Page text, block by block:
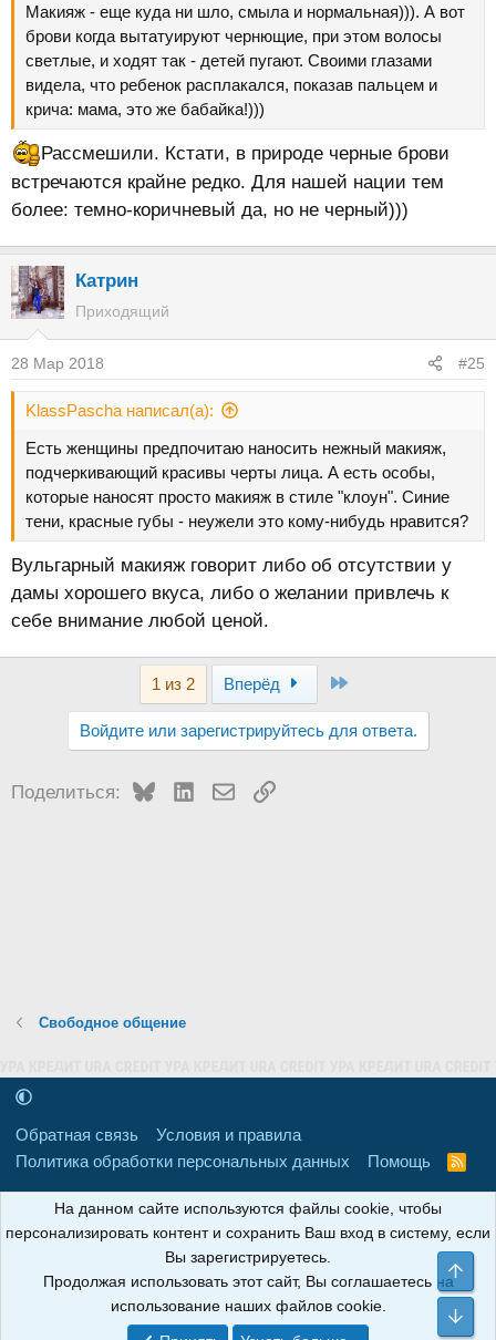
Макияж - еще куда ни шло, смыла и нормальная))). А вот
брови когда вытатуируют чернющие, при этом волосы
светлые, и ходят так - детей пугают. Своими глазами
видела, что ребенок расплакался, показав пальцем и
крича: мама, это же бабайка!)))
Рассмешили. Кстати, в природе черные брови
встречаются крайне редко. Для нашей нации тем
более: темно-коричневый да, но не черный)))
Катрин
Приходящий
28 Мар 2018 #25
KlassPascha написал(а):
Есть женщины предпочитаю наносить нежный макияж,
подчеркивающий красивы черты лица. А есть особы,
которые наносят просто макияж в стиле "клоун". Синие
тени, красные губы - неужели это кому-нибудь нравится?
Вульгарный макияж говорит либо об отсутствии у
дамы хорошего вкуса, либо о желании привлечь к
себе внимание любой ценой.
1 из 2 Вперёд
Войдите или зарегистрируйтесь для ответа.
Поделиться: BlueskyLinkedInЭлектронная почта
Ссылка
Свободное общение
Обратная связь
Условия и правила
Политика обработки персональных данных
Помощь
R
Свидетельство о регистрации товарного знака № 665857 от
06.08.2018 г. Сайт не является СМИ. Сделано вРунетЛаб – Сайты и
АНОИНФО; ОГРН: 1247700801700; ИНН/КПП:
9709119500/320001001; Юридический адрес: 241030, Брянская
область, г. Брянск, ул. Мира, д. 96, ком. 124
На данном сайте используются файлы cookie, чтобы
персонализировать контент и сохранить Ваш вход в систему, если
Вы зарегистрируетесь.
Продолжая использовать этот сайт, Вы соглашаетесь на
использование наших файлов cookie.